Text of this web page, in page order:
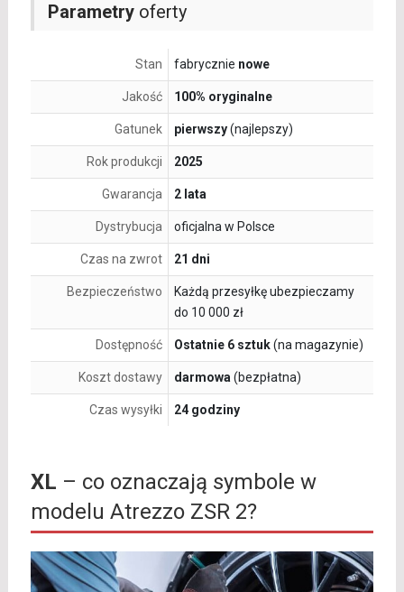
Parametryoferty
Stan fabrycznie nowe
Jakość 100% oryginalne
Gatunek pierwszy(najlepszy)
Rok produkcji 2025
Gwarancja 2 lata
Dystrybucja oficjalna w Polsce
Czas na zwrot 21 dni
Bezpieczeństwo
Każdą przesyłkę ubezpieczamy
do 10 000 zł
Dostępność Ostatnie 6 sztuk(na magazynie)
Koszt dostawy darmowa (bezpłatna)
Czas wysyłki 24 godziny
XL – co oznaczają symbole w
modelu Atrezzo ZSR 2?